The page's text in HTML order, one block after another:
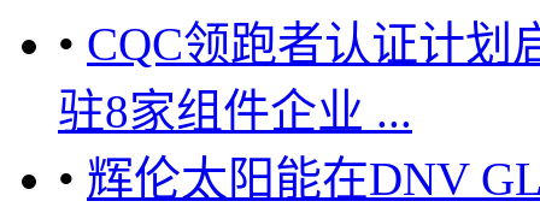
• CQC领跑者认证计划
驻8家组件企业 ...
• 辉伦太阳能在DNV